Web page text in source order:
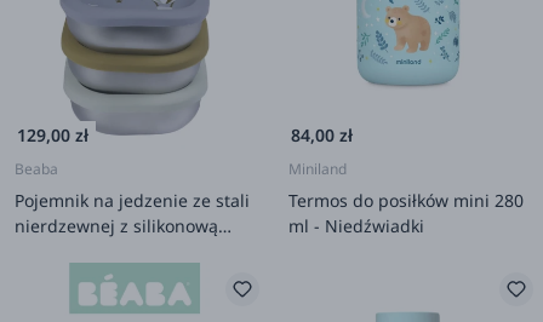
129,00 zł
Beaba
Pojemnik na jedzenie ze stali
nierdzewnej z silikonową
84,00 zł
Miniland
Termos do posiłków mini 280
ml - Niedźwiadki